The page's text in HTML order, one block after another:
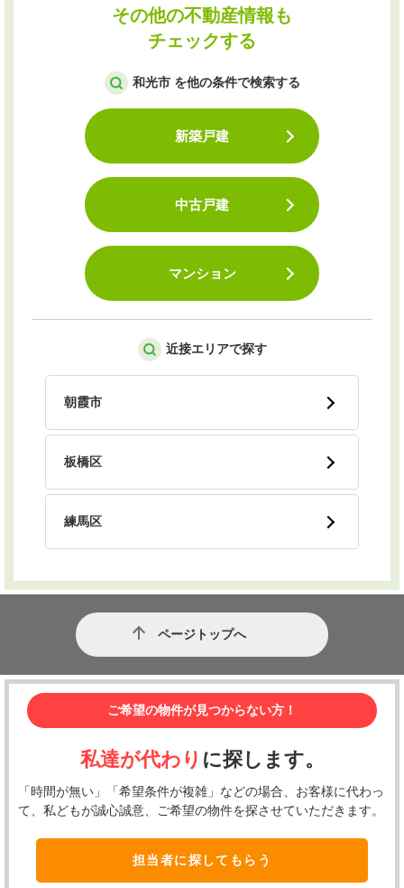
その他の不動産情報も
チェックする
和光市 を他の条件で検索する
新築戸建
中古戸建
マンション
近接エリアで探す
朝霞市
板橋区
練馬区
ページトップへ
ご希望の物件が見つからない方！
私達が代わり に探します。
「時間が無い」「希望条件が複雑」などの場合、お客様に代わっ
て、私どもが誠心誠意、ご希望の物件を探させていただきます。
担当者に探してもらう